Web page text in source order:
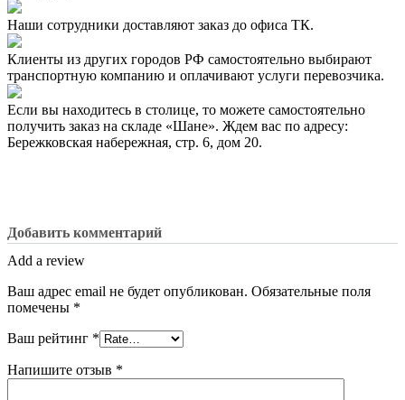
Наши сотрудники доставляют заказ до офиса ТК.
Клиенты из других городов РФ самостоятельно выбирают
транспортную компанию и оплачивают услуги перевозчика.
Если вы находитесь в столице, то можете самостоятельно
получить заказ на складе «Шане». Ждем вас по адресу:
Бережковская набережная, стр. 6, дом 20.
Добавить комментарий
Add a review
Ваш адрес email не будет опубликован. Обязательные поля
помечены *
Ваш рейтинг *
Напишите отзыв *